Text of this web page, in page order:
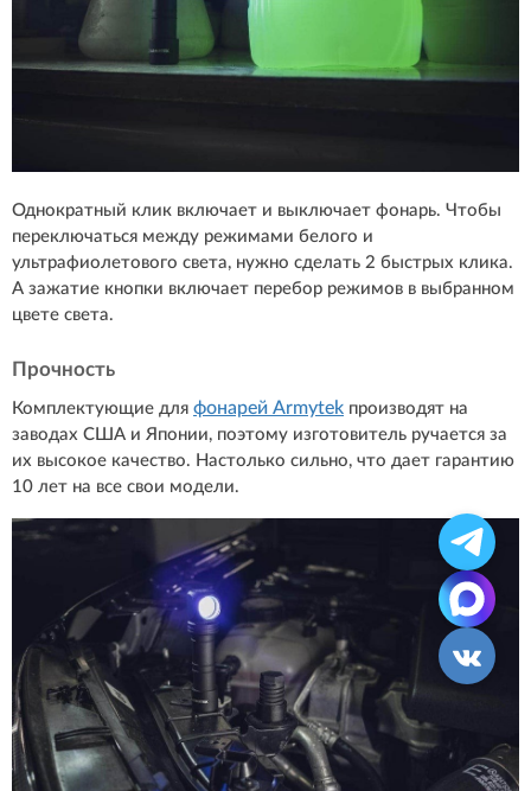
Однократный клик включает и выключает фонарь. Чтобы
переключаться между режимами белого и
ультрафиолетового света, нужно сделать 2 быстрых клика.
А зажатие кнопки включает перебор режимов в выбранном
цвете света.
Прочность
Комплектующие для фонарей Armytek производят на
заводах США и Японии, поэтому изготовитель ручается за
их высокое качество. Настолько сильно, что дает гарантию
10 лет на все свои модели.